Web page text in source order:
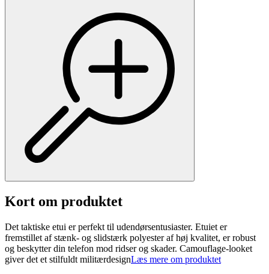
Kort om produktet
Det taktiske etui er perfekt til udendørsentusiaster. Etuiet er
fremstillet af stænk- og slidstærk polyester af høj kvalitet, er robust
og beskytter din telefon mod ridser og skader. Camouflage-looket
giver det et stilfuldt militærdesignLæs mere om produktet